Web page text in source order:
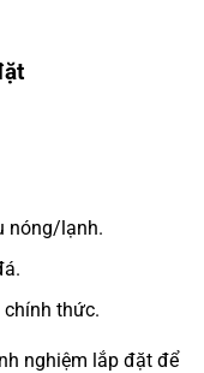
nóng/lạnh.
chính thức.
nghiệm lắp đặt để